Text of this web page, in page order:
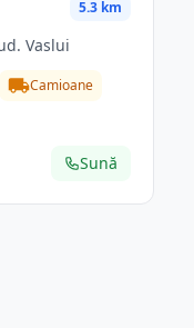
5.3 km
Vaslui
Camioane
Sună